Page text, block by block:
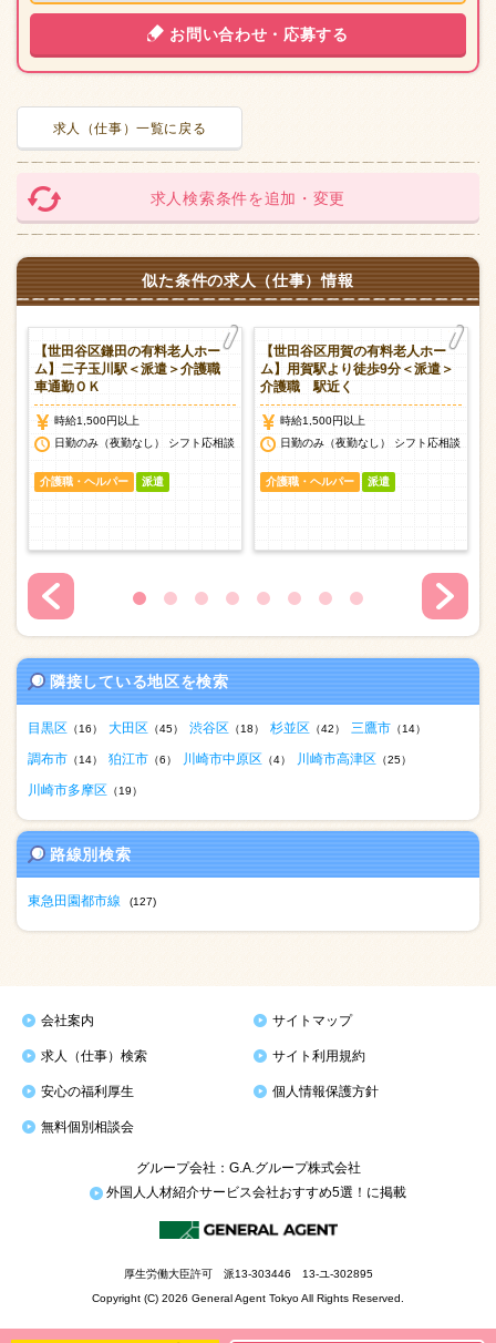
お問い合わせ・応募する
求人（仕事）一覧に戻る
求人検索条件を追加・変更
似た条件の求人（仕事）情報
【世田谷区鎌田の有料老人ホー
ム】二子玉川駅＜派遣＞介護職
車通勤ＯＫ
時給1,500円以上
日勤のみ（夜勤なし） シフト応相談
介護職・ヘルパー 派遣
【世田谷区用賀の有料老人ホー
ム】用賀駅より徒歩9分＜派遣＞
介護職 駅近く
時給1,500円以上
日勤のみ（夜勤なし） シフト応相談
介護職・ヘルパー 派遣
隣接している地区を検索
目黒区 （16） 大田区 （45） 渋谷区 （18） 杉並区 （42） 三鷹市 （14）
調布市 （14） 狛江市 （6） 川崎市中原区 （4） 川崎市高津区 （25）
川崎市多摩区 （19）
路線別検索
東急田園都市線 (127)
会社案内 サイトマップ
求人（仕事）検索 サイト利用規約
安心の福利厚生 個人情報保護方針
無料個別相談会
グループ会社：G.A.グループ株式会社
外国人人材紹介サービス会社おすすめ5選！に掲載
厚生労働大臣許可 派13-303446 13-ユ-302895
Copyright (C) 2026 General Agent Tokyo All Rights Reserved.